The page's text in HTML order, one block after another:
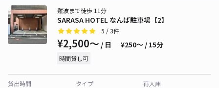
SARASA HOTEL なんば駐車場【2】
難波まで徒歩 11分
5 / 3件
¥2,500〜 / 日 ¥250〜 / 15分
時間貸し可
貸出時間
タイプ
再入庫